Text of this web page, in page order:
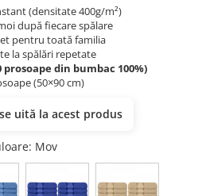
(densitate 400g/m²)
după fiecare spălare
pentru toată familia
la spălări repetate
din bumbac 100%)
(50×90 cm)
uită la acest produs
: Mov